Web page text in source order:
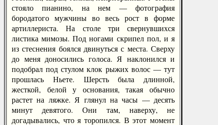
стояло пианино, на нем — фотография
бородатого мужчины во весь рост в форме
артиллериста. На столе три свернувшихся
листика мимозы. Под ногами скрипел пол, и я
из стеснения боялся двинуться с места. Сверху
до меня доносились голоса. Я наклонился и
подобрал под стулом клок рыжих волос — тут
прошлась Ньете. Шерсть была длинной,
жесткой, белой у основания, такая обычно
растет на ляжке. Я глянул на часы — десять
минут девятого. Они там, наверху, не
догадывались, что я торопился. В этот момент